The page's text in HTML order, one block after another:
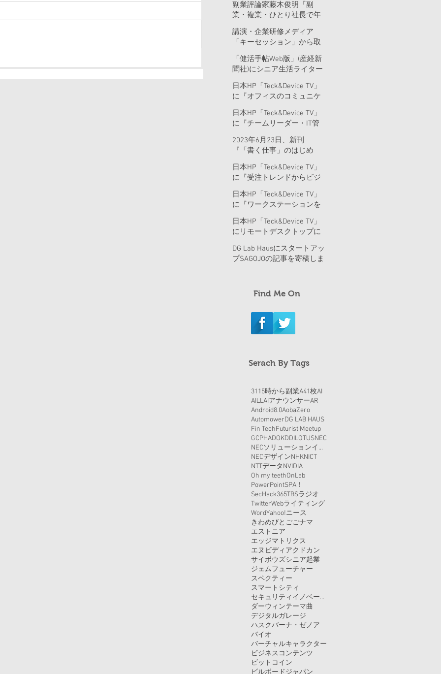
副業評論家藤木俊明『副
業・複業・ひとり社長で年
金に月プラス10万円を得る
方法』（日経ビジネス人文
庫）を発売
講演・企業研修メディア
「キーセッション」から取
材を受けました
「健活手帖Web版」(産経新
聞社)にシニア生活ライター
として記事を寄稿しました
日本HP「Teck&Device TV」
に『オフィスのコミュニケ
ーション環境を今こそ見直
しましょう！ハイブリッド
ワークのすすめ』という記
事を書きました。
日本HP「Teck&Device TV」
に『チームリーダー・IT管
理者必見！快適なコミュニ
ケーションのためのヘッド
セットの選び方』という記
事を書きました。
2023年6月23日、新刊
『「書く仕事」のはじめ
方・稼ぎ方・続け方～安定
して頼まれるライターにな
る！』が全国書店、Amazon
等で販売開始
日本HP「Teck&Device TV」
に『受注トレンドからビジ
ネスPC購買のヒントが見え
てくる！（2023年3月
版）』という記事を書きま
した。
日本HP「Teck&Device TV」
に『ワークステーションを
リモートデスクトップ化す
るべき3つの理由 HP
Anyware』という記事を書
きました。
日本HP「Teck&Device TV」
にリモートデスクトップに
DG Lab Hausにスタートアッ
プSAGOJOの記事を寄稿しま
Find Me On
Serach By Tags
3115時から副業A41枚AI
AILLAIアナウンサーAR
Android8.0AobaZero
AutomowerDG LAB HAUS
Fin TechFuturist Meetup
GCPHADOKDDILOTUSNEC
NECソリューションイノベータ
NECデザインNHKNICT
NTTデータNVIDIA
Oh my teethOnLab
PowerPointSPA！
SecHack365TBSラジオ
TwitterWebライティング
WordYahoo!ニース
きわめびと ごごナマ
エストニア
エッジマトリクス
エヌビディアクドカン
サイボウズシニア起業
ジェムフューチャー
スペクティー
スマートシティ
セキュリティイノベーター
ダーウィンテーマ曲
デジタルガレージ
ハスクバーナ・ゼノア
バイオ
バーチャルキャラクター
ビジネスコンテンツ
ビットコイン
ビルボードジャパン